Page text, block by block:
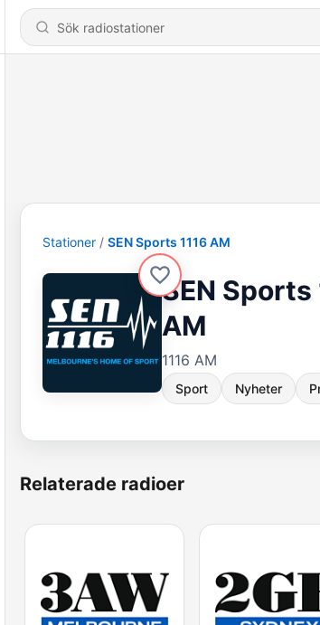
Stationer SEN Sports 1116 AM
SEN Sports
AM
1116 AM
Sport Nyheter
Relaterade radioer